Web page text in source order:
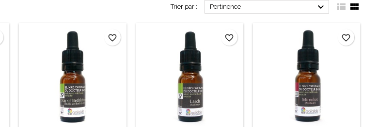
Trier par : Pertinence   
favorite_border favorite_border favorite_border